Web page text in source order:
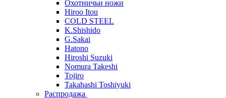
Охотничьи ножи
Hiroo Itou
COLD STEEL
K.Shishido
G.Sakai
Hatono
Hiroshi Suzuki
Nomura Takeshi
Tojiro
Takahashi Toshiyuki
Распродажа